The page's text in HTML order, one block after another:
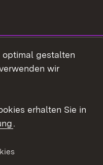
optimal gestalten
wir
erhalten Sie in
.